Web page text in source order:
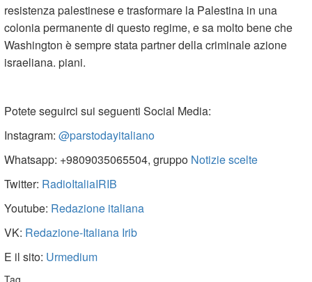
resistenza palestinese e trasformare la Palestina in una
colonia permanente di questo regime, e sa molto bene che
Washington è sempre stata partner della criminale azione
israeliana. piani.
Potete seguirci sui seguenti Social Media:
Instagram: @parstodayitaliano
Whatsapp: +9809035065504, gruppo Notizie scelte
Twitter: RadioItaliaIRIB
Youtube: Redazione italiana
VK: Redazione-Italiana Irib
E il sito: Urmedium